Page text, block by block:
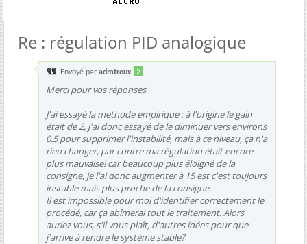
Re : régulation PID analogique
Envoyé par admtroux
Merci pour vos réponses
J'ai essayé la methode empirique : à l'origine le gain
était de 2, j'ai donc essayé de le diminuer vers environs
0.5 pour supprimer l'instabilité, mais à ce niveau, ça n'a
rien changer, par contre ma régulation était encore
plus mauvaise! car beaucoup plus éloigné de la
consigne, je l'ai donc augmenter à 15 est c'est toujours
instable mais plus proche de la consigne.
Il est impossible pour moi d'identifier correctement le
procédé, car ça abîmerai tout le traitement. Alors
auriez vous, s'il vous plaît, d'autres idées pour que
j'arrive à rendre le système stable?